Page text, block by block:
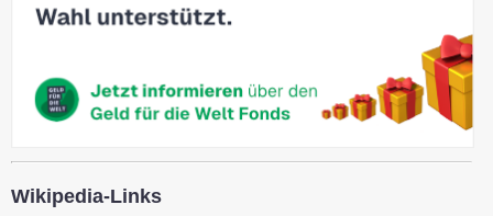
Wikipedia-Links